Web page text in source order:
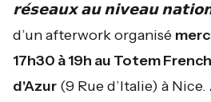
𝗿𝗲́𝘀𝗲𝗮𝘂𝘅 𝗮𝘂 𝗻𝗶𝘃𝗲𝗮𝘂
d’un afterwork organisé
17h30 à 19h au Totem
d'Azur (9 Rue d’Italie) à